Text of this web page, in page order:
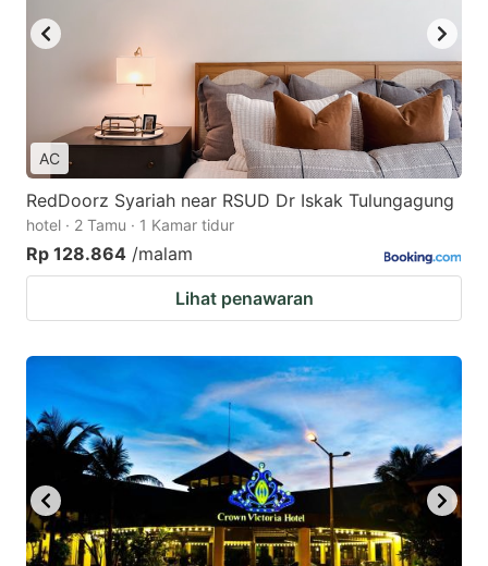
AC
RedDoorz Syariah near RSUD Dr Iskak Tulungagung
hotel · 2 Tamu · 1 Kamar tidur
Rp 128.864 /malam
Lihat penawaran